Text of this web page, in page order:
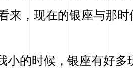
来，现在的银座与那
小的时候，银座有好多